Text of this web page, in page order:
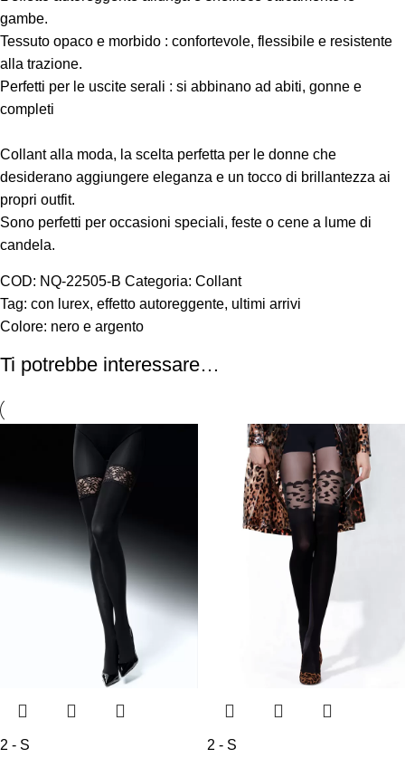
gambe.
Tessuto opaco e morbido : confortevole, flessibile e resistente
alla trazione.
Perfetti per le uscite serali : si abbinano ad abiti, gonne e
completi
Collant alla moda, la scelta perfetta per le donne che
desiderano aggiungere eleganza e un tocco di brillantezza ai
propri outfit.
Sono perfetti per occasioni speciali, feste o cene a lume di
candela.
COD: NQ-22505-B Categoria: Collant
Tag: con lurex, effetto autoreggente, ultimi arrivi
Colore: nero e argento
Ti potrebbe interessare…
2 - S
2 - S